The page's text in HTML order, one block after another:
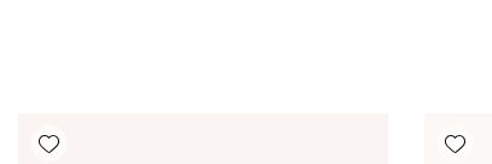
Add wishlist